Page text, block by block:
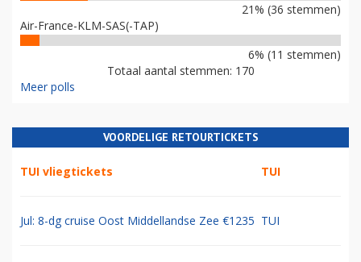
21% (36 stemmen)
Air-France-KLM-SAS(-TAP)
6% (11 stemmen)
Totaal aantal stemmen: 170
Meer polls
VOORDELIGE RETOURTICKETS
TUI vliegtickets TUI
Jul: 8-dg cruise Oost Middellandse Zee €1235 TUI